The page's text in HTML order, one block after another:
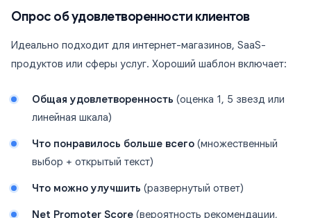
Опрос об удовлетворенности клиентов
Идеально подходит для интернет-магазинов, SaaS-
продуктов или сферы услуг. Хороший шаблон включает:
Общая удовлетворенность (оценка 1, 5 звезд или
линейная шкала)
Что понравилось больше всего (множественный
выбор + открытый текст)
Что можно улучшить (развернутый ответ)
Net Promoter Score (вероятность рекомендации,